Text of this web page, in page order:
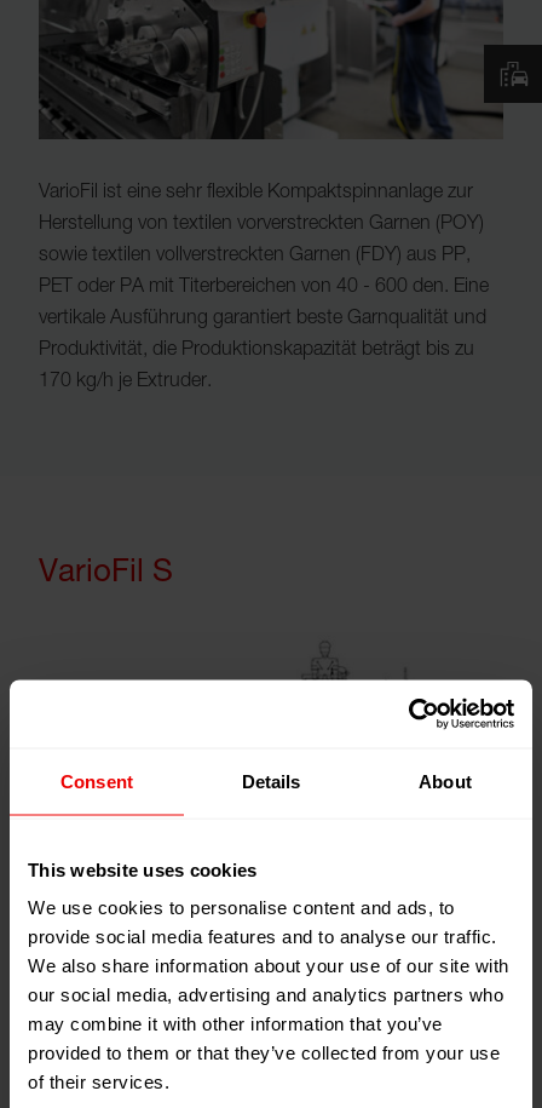
Consent Details About
This website uses cookies
We use cookies to personalise content and ads, to
provide social media features and to analyse our traffic.
We also share information about your use of our site with
our social media, advertising and analytics partners who
may combine it with other information that you’ve
provided to them or that they’ve collected from your use
of their services.
VarioFil ist eine sehr flexible Kompaktspinnanlage zur
Herstellung von textilen vorverstreckten Garnen (POY)
sowie textilen vollverstreckten Garnen (FDY) aus PP,
PET oder PA mit Titerbereichen von 40 - 600 den. Eine
vertikale Ausführung garantiert beste Garnqualität und
Produktivität, die Produktionskapazität beträgt bis zu
170 kg/h je Extruder.
VarioFil S